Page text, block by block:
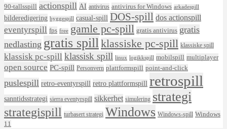
90-tallsspill actionspill AI antivirus antivirus for Windows arkadespill
bilderedigering byggespill casual-spill DOS-spill dos actionspill
eventyrspill fps free gamle pc-spill gratis antivirus gratis
nedlasting gratis spillklassiske pc-spill klassiske spill
klassisk pc-spill klassisk spill linux logikkspill mobilspill multiplayer
open source PC-spill Personvern plattformspill point-and-click
puslespill retro-eventyrspill retro plattformspill retrospill
sanntidsstrategi sierra eventyrspill sikkerhet simulering strategi
strategispill turbasert strategi Windows Windows-spill Windows
11